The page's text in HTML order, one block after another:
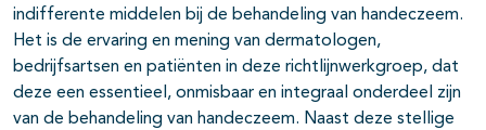
indifferente middelen bij de behandeling van handeczeem.
Het is de ervaring en mening van dermatologen,
bedrijfsartsen en patiënten in deze richtlijnwerkgroep, dat
deze een essentieel, onmisbaar en integraal onderdeel zijn
van de behandeling van handeczeem. Naast deze stellige